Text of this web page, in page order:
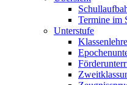
Termine im
Unterstufe